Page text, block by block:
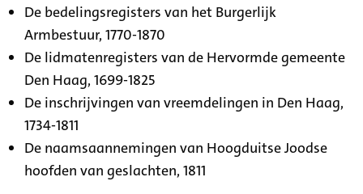
De bedelingsregisters van het Burgerlijk
Armbestuur, 1770-1870
De lidmatenregisters van de Hervormde gemeente
Den Haag, 1699-1825
De inschrijvingen van vreemdelingen in Den Haag,
1734-1811
De naamsaannemingen van Hoogduitse Joodse
hoofden van geslachten, 1811